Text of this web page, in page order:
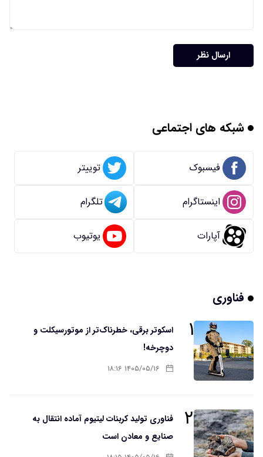
ارسال نظر
شبکه های اجتماعی
فیسبوک توییتر
اینستاگرام تلگرام
آپارات یوتیوب
فناوری
۱
اسکوتر برقی، خطرناک‌تر از موتورسیکلت و
دوچرخه!
۱۴۰۵/۰۵/۱۶ ۱۸:۱۶
۲
فناوری تولید کربنات لیتیوم آماده انتقال به
صنایع و معادن است